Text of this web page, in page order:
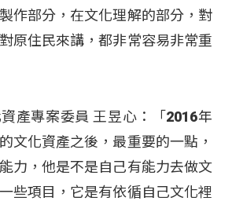
作部分，在文化理解的部分，對
原住民來講，都非常容易非常重
產專案委員 王昱心：「2016年
文化資產之後，最重要的一點，
力，他是不是自己有能力去做文
些項目，它是有依循自己文化裡